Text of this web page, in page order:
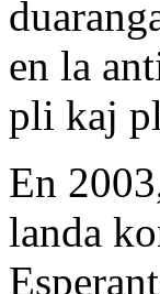
en la
pli kaj
En
landa